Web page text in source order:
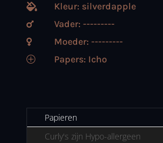
 Kleur: silverdapple
 Vader: ---------
 Moeder: ---------
P Papers: Icho
Papieren
Curly's zijn Hypo-allergeen